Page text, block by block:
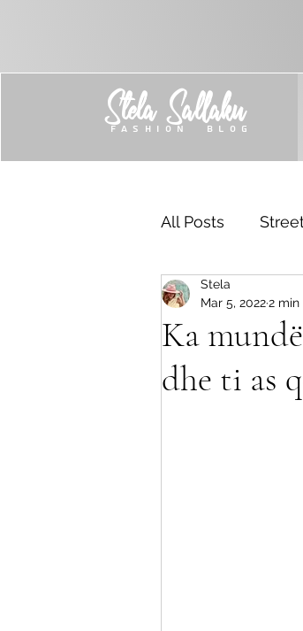
Stela Sallaku
FASHION BLOG
All Posts
Trend
Ka
dhe ti as
Stela
Mar 5, 20222 min